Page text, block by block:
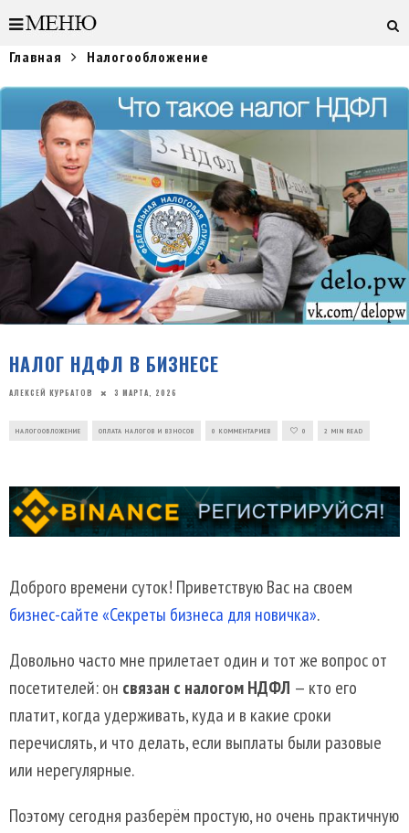
Главная Налогообложение
НАЛОГ НДФЛ В БИЗНЕСЕ
АЛЕКСЕЙ КУРБАТОВ 3 МАРТА, 2026
НАЛОГООБЛОЖЕНИЕ ОПЛАТА НАЛОГОВ И ВЗНОСОВ 0 КОММЕНТАРИЕВ 0 2 MIN READ
Доброго времени суток! Приветствую Вас на своем
бизнес-сайте «Секреты бизнеса для новичка».
Довольно часто мне прилетает один и тот же вопрос от
посетителей: он связан с налогом НДФЛ — кто его
платит, когда удерживать, куда и в какие сроки
перечислять, и что делать, если выплаты были разовые
или нерегулярные.
Поэтому сегодня разберём простую, но очень практичную